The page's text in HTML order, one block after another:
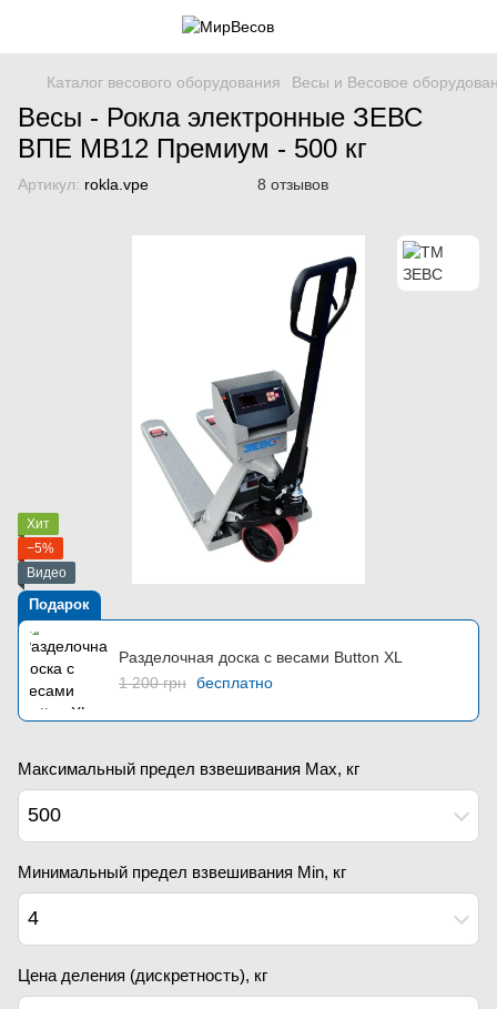
Каталог весового оборудования Весы и Весовое
Весы - Рокла электронные ЗЕВС
ВПЕ МВ12 Премиум - 500 кг
Артикул: rokla.vpe 8 отзывов
Хит
−5%
Видео
Подарок
Разделочная доска с весами Button XL
1 200 грн бесплатно
Максимальный предел взвешивания Мах, кг
500
Минимальный предел взвешивания Min, кг
4
Цена деления (дискретность), кг